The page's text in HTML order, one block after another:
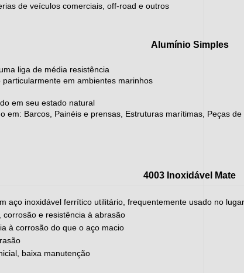
de veículos comerciais, off-road e outros
Alumínio Simples
liga de média resistência
em ambientes marinhos
em seu estado natural
em: Barcos, Painéis e prensas, Estruturas marítimas, Peças
4003 Inoxidável Mate
aço inoxidável ferrítico utilitário, frequentemente usado no
e resistência à abrasão
à corrosão do que o aço macio
baixa manutenção